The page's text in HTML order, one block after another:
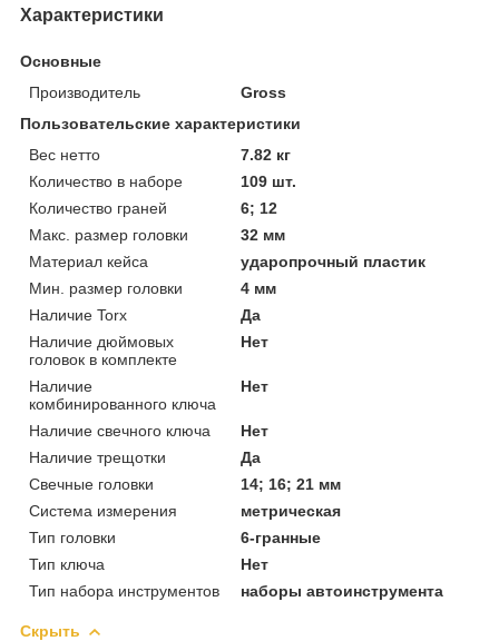
Характеристики
Основные
Производитель
Gross
Пользовательские характеристики
Вес нетто
7.82 кг
Количество в наборе
109 шт.
Количество граней
6; 12
Макс. размер головки
32 мм
Материал кейса
ударопрочный пластик
Мин. размер головки
4 мм
Наличие Torx
Да
Наличие дюймовых
головок в комплекте
Нет
Наличие
комбинированного ключа
Нет
Наличие свечного ключа
Нет
Наличие трещотки
Да
Свечные головки
14; 16; 21 мм
Система измерения
метрическая
Тип головки
6-гранные
Тип ключа
Нет
Тип набора инструментов
наборы автоинструмента
Скрыть